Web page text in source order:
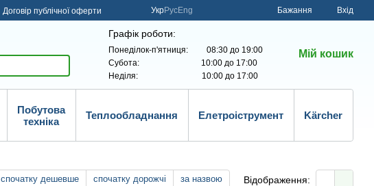
Договір публічної оферти УкрРусEng Бажання Вхід
Графік роботи:
Понеділок-п'ятниця: 08:30 до 19:00
Субота: 10:00 до 17:00
Неділя: 10:00 до 17:00
Мій кошик
Побутова
техніка
Теплообладнання Елетроіструмент Kärcher
спочатку дешевше спочатку дорожчі за назвою Відображення: